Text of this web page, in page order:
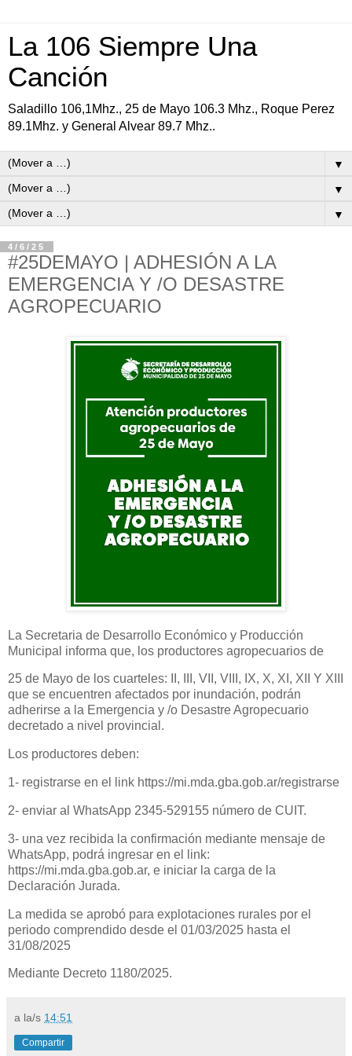
La 106 Siempre Una
Canción
Saladillo 106,1Mhz., 25 de Mayo 106.3 Mhz., Roque Perez
89.1Mhz. y General Alvear 89.7 Mhz..
▼
▼
▼
4/6/25
#25DEMAYO | ADHESIÓN A LA
EMERGENCIA Y /O DESASTRE
AGROPECUARIO
La Secretaria de Desarrollo Económico y Producción
Municipal informa que, los productores agropecuarios de
25 de Mayo de los cuarteles: II, III, VII, VIII, IX, X, XI, XII Y XIII
que se encuentren afectados por inundación, podrán
adherirse a la Emergencia y /o Desastre Agropecuario
decretado a nivel provincial.
Los productores deben:
1- registrarse en el link https://mi.mda.gba.gob.ar/registrarse
2- enviar al WhatsApp 2345-529155 número de CUIT.
3- una vez recibida la confirmación mediante mensaje de
WhatsApp, podrá ingresar en el link:
https://mi.mda.gba.gob.ar, e iniciar la carga de la
Declaración Jurada.
La medida se aprobó para explotaciones rurales por el
periodo comprendido desde el 01/03/2025 hasta el
31/08/2025
Mediante Decreto 1180/2025.
a la/s 14:51
Compartir